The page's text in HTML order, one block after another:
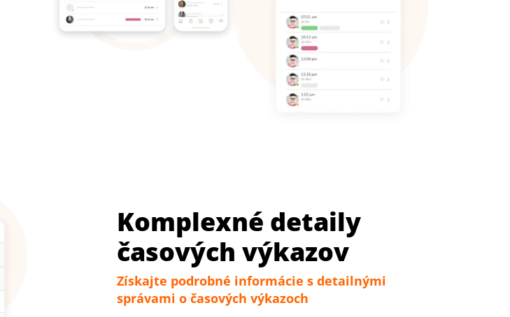
Komplexné detaily
časových výkazov
Získajte podrobné informácie s detailnými
správami o časových výkazoch